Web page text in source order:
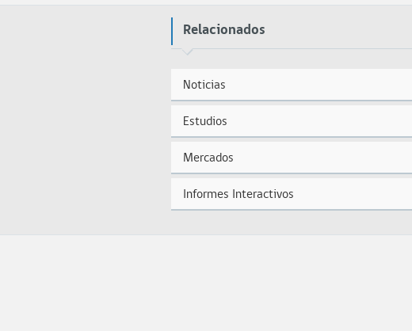
Relacionados
Noticias
Estudios
Mercados
Informes Interactivos